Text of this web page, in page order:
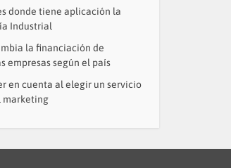
donde tiene aplicación la
Industrial
la financiación de
empresas según el país
en cuenta al elegir un servicio
marketing